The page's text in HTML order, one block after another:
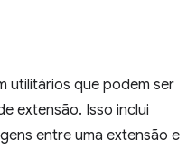
utilitários que podem ser
extensão. Isso inclui
entre uma extensão e